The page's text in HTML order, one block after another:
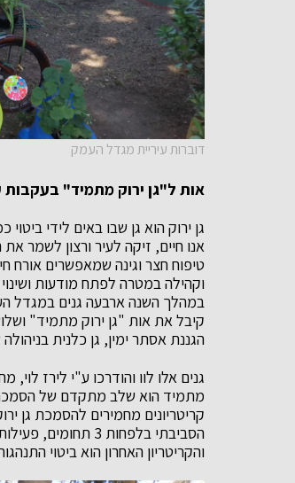
דוברות עיריית מגדל העמק
אות ל"גן ירוק מתמיד" בעקבות
גן ירוק הוא גן שבו באים לידי
אנו חיים, זיקה לעיר ורצון לשמר
טיפוח חצר וגינה שמאפשרים אורח
וקהילה במטרה לפתח מודעות
במהלך השנה ארבעה גנים במגדל
קיבל את אות "גן ירוק מתמיד"
הגננת אסתר ימין, גן כלנית בניהולה
גנים אלו לוו והודרכו ע"י לירז
מתמיד הוא שלב מתקדם של הסמכה,
קריטריונים מחמירים להסמכת גן
הסביבתי בלפחות
והקריטריון האחרון הוא ביטוי